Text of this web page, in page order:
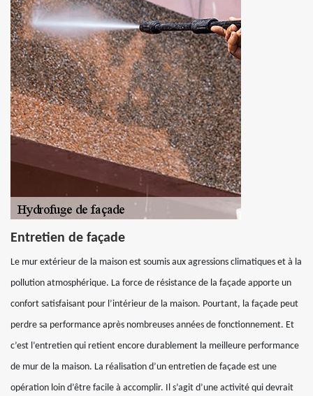
Entretien de façade
Le mur extérieur de la maison est soumis aux agressions climatiques et à la
pollution atmosphérique. La force de résistance de la façade apporte un
confort satisfaisant pour l’intérieur de la maison. Pourtant, la façade peut
perdre sa performance après nombreuses années de fonctionnement. Et
c’est l’entretien qui retient encore durablement la meilleure performance
de mur de la maison. La réalisation d’un entretien de façade est une
opération loin d’être facile à accomplir. Il s’agit d’une activité qui devrait